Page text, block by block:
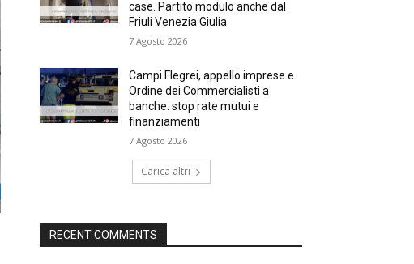
case. Partito modulo anche dal
Friuli Venezia Giulia
7 Agosto 2026
Campi Flegrei, appello imprese e
Ordine dei Commercialisti a
banche: stop rate mutui e
finanziamenti
7 Agosto 2026
Carica altri
RECENT COMMENTS